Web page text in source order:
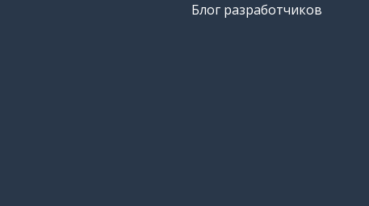
Блог разработчиков